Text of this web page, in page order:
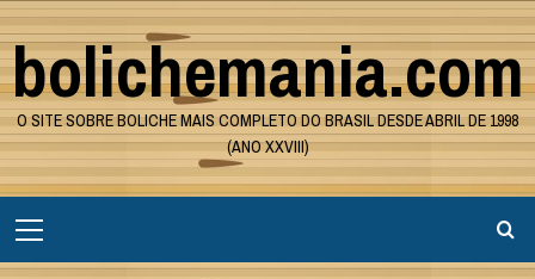
Skip
to
content
bolichemania.com
O SITE SOBRE BOLICHE MAIS COMPLETO DO BRASIL DESDE ABRIL DE 1998
(ANO XXVIII)
Menu